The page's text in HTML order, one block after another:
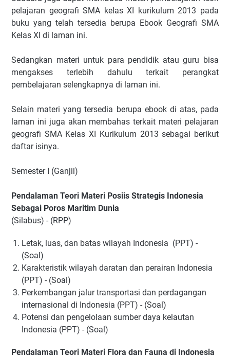
pelajaran geografi SMA kelas XI kurikulum 2013 pada
buku yang telah tersedia berupa Ebook Geografi SMA
Kelas XI di laman ini.
Sedangkan materi untuk para pendidik atau guru bisa
mengakses terlebih dahulu terkait perangkat
pembelajaran selengkapnya di laman ini.
Selain materi yang tersedia berupa ebook di atas, pada
laman ini juga akan membahas terkait materi pelajaran
geografi SMA Kelas XI Kurikulum 2013 sebagai berikut
daftar isinya.
Semester I (Ganjil)
Pendalaman Teori Materi Posiis Strategis Indonesia
Sebagai Poros Maritim Dunia
(Silabus) - (RPP)
Letak, luas, dan batas wilayah Indonesia (PPT) -
(Soal)
Karakteristik wilayah daratan dan perairan Indonesia
(PPT) - (Soal)
Perkembangan jalur transportasi dan perdagangan
internasional di Indonesia (PPT) - (Soal)
Potensi dan pengelolaan sumber daya kelautan
Indonesia (PPT) - (Soal)
Pendalaman Teori Materi Flora dan Fauna di Indonesia